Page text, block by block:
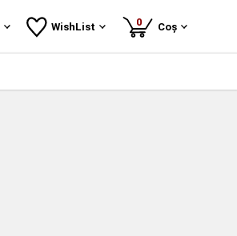
WishList 0produse
Coș